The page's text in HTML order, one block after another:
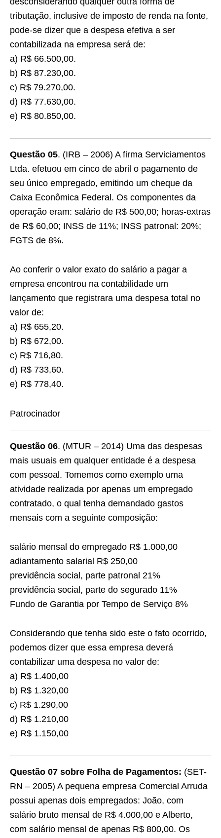
tributação, inclusive de imposto de renda na fonte,
pode-se dizer que a despesa efetiva a ser
contabilizada na empresa será de:
a) R$ 66.500,00.
b) R$ 87.230,00.
c) R$ 79.270,00.
d) R$ 77.630,00.
e) R$ 80.850,00.
Questão 05. (IRB – 2006) A firma Serviciamentos
Ltda. efetuou em cinco de abril o pagamento de
seu único empregado, emitindo um cheque da
Caixa Econômica Federal. Os componentes da
operação eram: salário de R$ 500,00; horas-extras
de R$ 60,00; INSS de 11%; INSS patronal: 20%;
FGTS de 8%.
Ao conferir o valor exato do salário a pagar a
empresa encontrou na contabilidade um
lançamento que registrara uma despesa total no
valor de:
a) R$ 655,20.
b) R$ 672,00.
c) R$ 716,80.
d) R$ 733,60.
e) R$ 778,40.
Patrocinador
Questão 06. (MTUR – 2014) Uma das despesas
mais usuais em qualquer entidade é a despesa
com pessoal. Tomemos como exemplo uma
atividade realizada por apenas um empregado
contratado, o qual tenha demandado gastos
mensais com a seguinte composição:
salário mensal do empregado R$ 1.000,00
adiantamento salarial R$ 250,00
previdência social, parte patronal 21%
previdência social, parte do segurado 11%
Fundo de Garantia por Tempo de Serviço 8%
Considerando que tenha sido este o fato ocorrido,
podemos dizer que essa empresa deverá
contabilizar uma despesa no valor de:
a) R$ 1.400,00
b) R$ 1.320,00
c) R$ 1.290,00
d) R$ 1.210,00
e) R$ 1.150,00
Questão 07 sobre Folha de Pagamentos: (SET-
RN – 2005) A pequena empresa Comercial Arruda
possui apenas dois empregados: João, com
salário bruto mensal de R$ 4.000,00 e Alberto,
com salário mensal de apenas R$ 800,00. Os